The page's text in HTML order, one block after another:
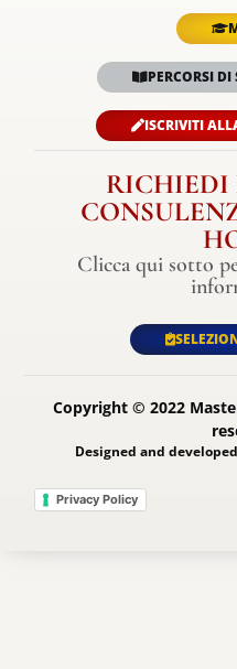
PERCORSI
ISCRIVITI
RICHIEDI
Clicca qui sotto
Copyright © 2022
Designed and
Privacy Policy